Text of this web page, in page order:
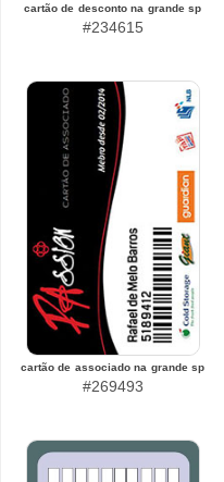
cartão de desconto na grande sp
#234615
cartão de associado na grande sp
#269493